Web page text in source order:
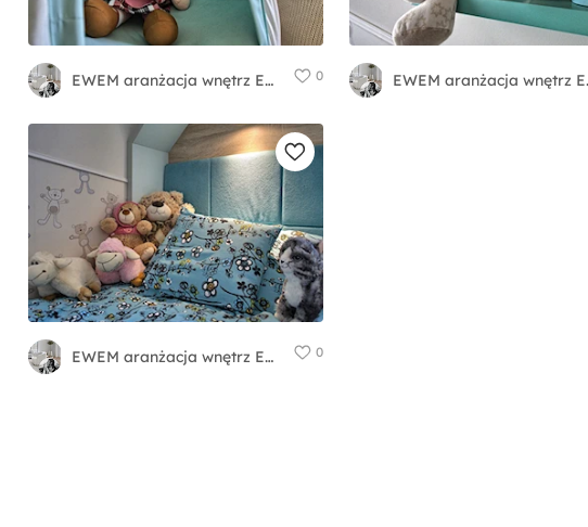
EWEM aranżacja wnętrz Edyta Wełnicka 0 EWEM
EWEM aranżacja wnętrz Edyta Wełnicka 0